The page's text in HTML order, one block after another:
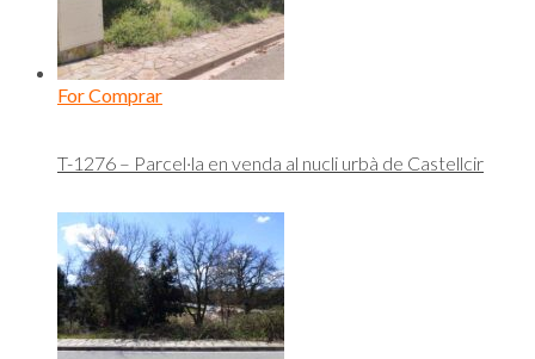
For Comprar
T-1276 – Parcel·la en venda al nucli urbà de Castellcir